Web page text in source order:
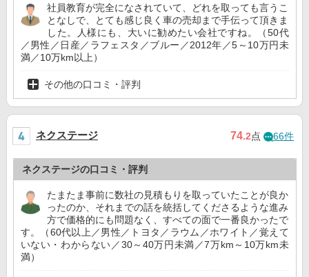
社員教育が完全になされていて、どれを取っても言うこ
となしで、とても感じ良く車の売却まで手伝って頂きま
した。人様にも、大いに勧めたい会社ですね。（50代
／男性／日産／ラフェスタ／ブルー／2012年／5～10万円未
満／10万km以上）
その他の口コミ・評判
ネクステージ 74.2点 66件
ネクステージの口コミ・評判
たまたま事前に数社の見積もりを取っていたことが良か
ったのか、それまでの話を統括してくださるような進み
方で価格的にも問題なく、すべての面で一番良かったで
す。（60代以上／男性／トヨタ／ラウム／ホワイト／覚えて
いない・わからない／30～40万円未満／7万km～10万km未
満）